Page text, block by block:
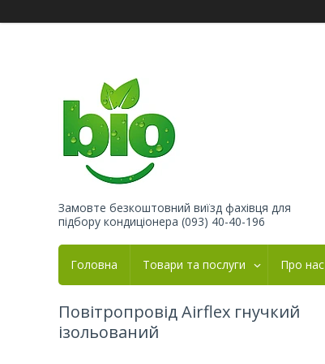
Замовте безкоштовний виїзд фахівця для
підбору кондиціонера (093) 40-40-196
Головна Товари та послуги Про нас
Повітропровід Airflex гнучкий
ізольований